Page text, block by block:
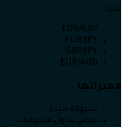
مثل:
EUR/GBP
EUR/JPY
GBP/JPY
EUR/AUD
مميزاتها
سيولة جيدة.
فرص تداول متنوعة.